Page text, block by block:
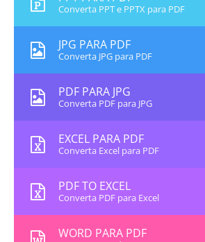
Converta PPT e PPTX para PDF
JPG PARA PDF
Converta JPG para PDF
PDF PARA JPG
Converta PDF para JPG
EXCEL PARA PDF
Converta Excel para PDF
PDF TO EXCEL
Converta PDF para Excel
WORD PARA PDF